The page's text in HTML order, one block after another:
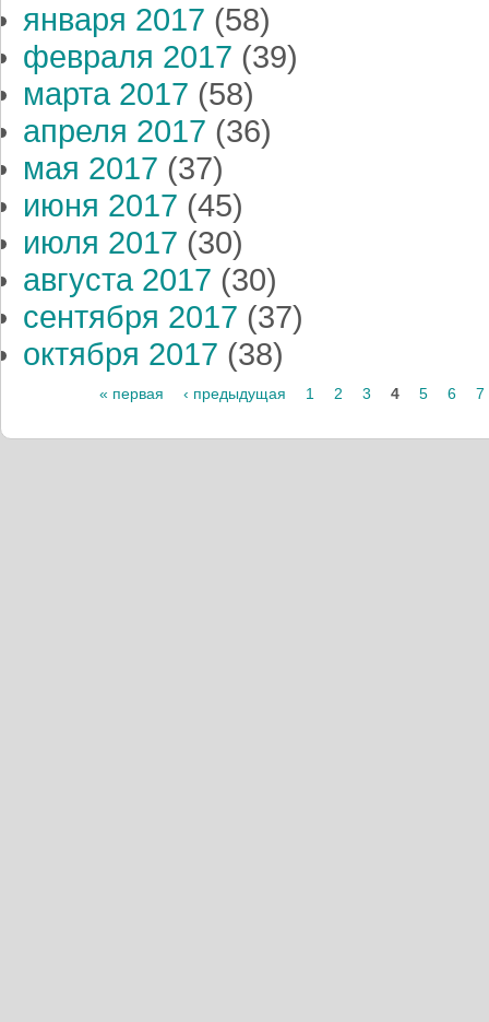
января 2017 (58)
февраля 2017 (39)
марта 2017 (58)
апреля 2017 (36)
мая 2017 (37)
июня 2017 (45)
июля 2017 (30)
августа 2017 (30)
сентября 2017 (37)
октября 2017 (38)
Страницы« первая ‹ предыдущая 1 2 3 4 5 6 7